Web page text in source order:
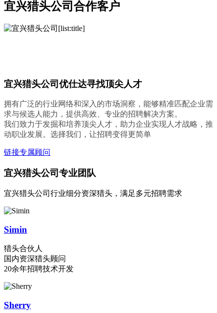
宜兴猎头公司合作客户
宜兴猎头公司优仕达寻找顶尖人才
拥有广泛的行业网络和深入的市场洞察，能够精准匹配企业需
求与候选人能力，提供高效、专业的招聘解决方案。
我们致力于发掘和培养顶尖人才，助力企业实现人才战略，推
动职业发展。选择我们，让招聘变得更简单
链接专属顾问
宜兴猎头公司专业团队
宜兴猎头公司行业细分资深猎头，满足多元招聘需求
Simin
猎头合伙人
国内资深猎头顾问
20余年招聘技术开发
Sherry